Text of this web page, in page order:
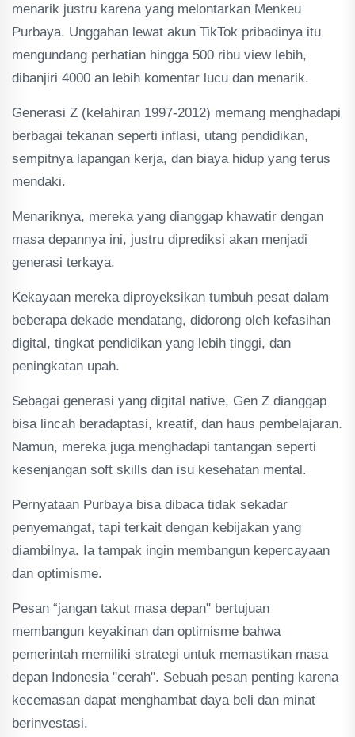
menarik justru karena yang melontarkan Menkeu
Purbaya. Unggahan lewat akun TikTok pribadinya itu
mengundang perhatian hingga 500 ribu view lebih,
dibanjiri 4000 an lebih komentar lucu dan menarik.
Generasi Z (kelahiran 1997-2012) memang menghadapi
berbagai tekanan seperti inflasi, utang pendidikan,
sempitnya lapangan kerja, dan biaya hidup yang terus
mendaki.
Menariknya, mereka yang dianggap khawatir dengan
masa depannya ini, justru diprediksi akan menjadi
generasi terkaya.
Kekayaan mereka diproyeksikan tumbuh pesat dalam
beberapa dekade mendatang, didorong oleh kefasihan
digital, tingkat pendidikan yang lebih tinggi, dan
peningkatan upah.
Sebagai generasi yang digital native, Gen Z dianggap
bisa lincah beradaptasi, kreatif, dan haus pembelajaran.
Namun, mereka juga menghadapi tantangan seperti
kesenjangan soft skills dan isu kesehatan mental.
Pernyataan Purbaya bisa dibaca tidak sekadar
penyemangat, tapi terkait dengan kebijakan yang
diambilnya. Ia tampak ingin membangun kepercayaan
dan optimisme.
Pesan “jangan takut masa depan" bertujuan
membangun keyakinan dan optimisme bahwa
pemerintah memiliki strategi untuk memastikan masa
depan Indonesia "cerah". Sebuah pesan penting karena
kecemasan dapat menghambat daya beli dan minat
berinvestasi.